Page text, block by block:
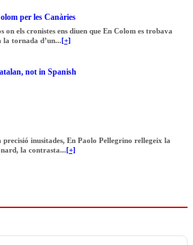
per les Canàries
on els cronistes ens diuen que En Colom es trobava
la tornada d’un...[+]
not in Spanish
precisió inusitades, En Paolo Pellegrino rellegeix la
la contrasta...[+]